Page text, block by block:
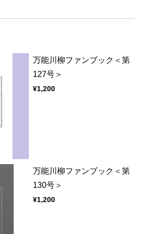
万能川柳ファンブック＜第
127号＞
¥1,200
万能川柳ファンブック＜第
130号＞
¥1,200